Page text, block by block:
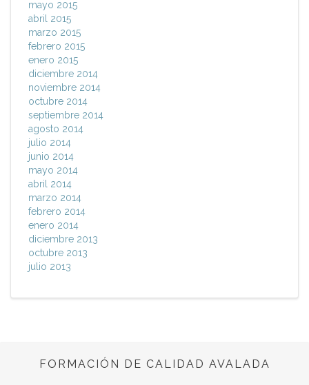
mayo 2015
abril 2015
marzo 2015
febrero 2015
enero 2015
diciembre 2014
noviembre 2014
octubre 2014
septiembre 2014
agosto 2014
julio 2014
junio 2014
mayo 2014
abril 2014
marzo 2014
febrero 2014
enero 2014
diciembre 2013
octubre 2013
julio 2013
FORMACIÓN DE CALIDAD AVALADA